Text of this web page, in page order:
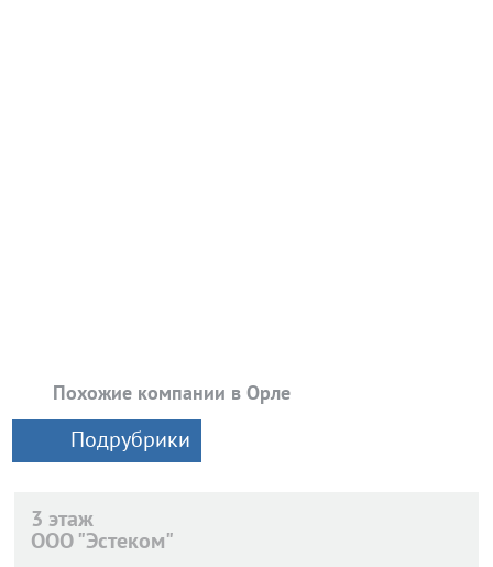
Похожие компании в Орле
Подрубрики
3 этаж
ООО "Эстеком"